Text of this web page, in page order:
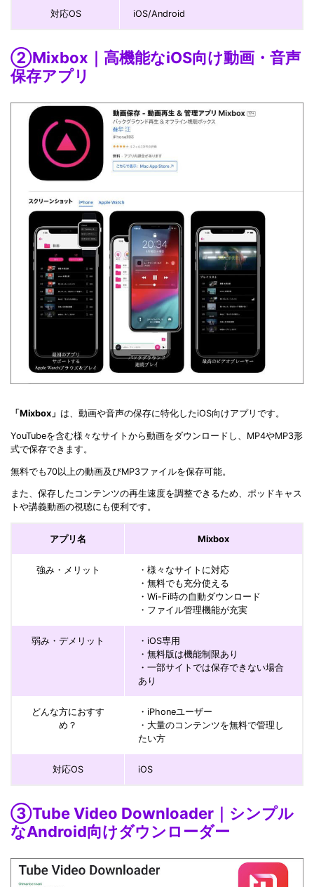
対応OS iOS/Android
②Mixbox｜高機能なiOS向け動画・音声
保存アプリ
「Mixbox」 は、動画や音声の保存に特化したiOS向けアプリです。
YouTubeを含む様々なサイトから動画をダウンロードし、MP4やMP3形
式で保存できます。
無料でも70以上の動画及びMP3ファイルを保存可能。
また、保存したコンテンツの再生速度を調整できるため、ポッドキャス
トや講義動画の視聴にも便利です。
アプリ名 Mixbox
強み・メリット
・様々なサイトに対応
・無料でも充分使える
・Wi-Fi時の自動ダウンロード
・ファイル管理機能が充実
弱み・デメリット
・iOS専用
・無料版は機能制限あり
・一部サイトでは保存できない場合
あり
どんな方におすす
め？
・iPhoneユーザー
・大量のコンテンツを無料で管理し
たい方
対応OS iOS
③Tube Video Downloader｜シンプル
なAndroid向けダウンローダー